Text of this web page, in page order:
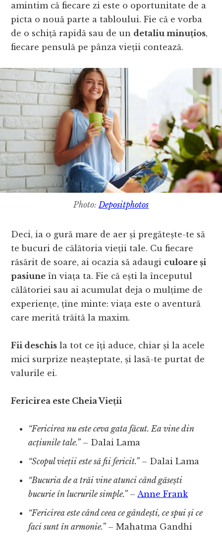
amintim că fiecare zi este o oportunitate de a
picta o nouă parte a tabloului. Fie că e vorba
de o schiță rapidă sau de un detaliu minuțios,
fiecare pensulă pe pânza vieții contează.
Photo:Depositphotos
Deci, ia o gură mare de aer și pregătește-te să
te bucuri de călătoria vieții tale. Cu fiecare
răsărit de soare, ai ocazia să adaugi culoare și
pasiune în viața ta. Fie că ești la începutul
călătoriei sau ai acumulat deja o mulțime de
experiențe, ține minte: viața este o aventură
care merită trăită la maxim.
Fii deschis la tot ce îți aduce, chiar și la acele
mici surprize neașteptate, și lasă-te purtat de
valurile ei.
Fericirea este Cheia Vieții
“Fericirea nu este ceva gata făcut. Ea vine din
acțiunile tale.”– Dalai Lama
“Scopul vieții este să fii fericit.”– Dalai Lama
“Bucuria de a trăi vine atunci când găsești
bucurie în lucrurile simple.”–Anne Frank
“Fericirea este când ceea ce gândești, ce spui și ce
faci sunt în armonie.”– Mahatma Gandhi